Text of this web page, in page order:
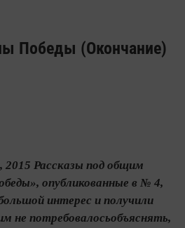
Победы (Окончание)
Рассказы под общим
опубликованные в № 4,
интерес и получили
не потребовалосьобъяснять,